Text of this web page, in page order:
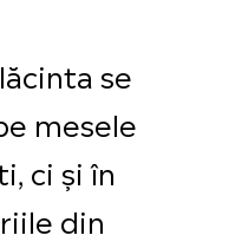
se
mesele
ci și în
din